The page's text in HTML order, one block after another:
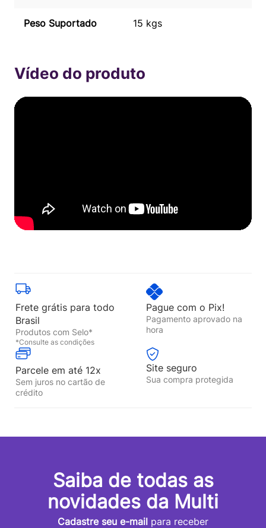
Peso Suportado 15 kgs
Frete grátis para todo
Brasil
Produtos com Selo*
*Consulte as condições
Pague com o Pix!
Pagamento aprovado na
hora
Parcele em até 12x
Sem juros no cartão de
crédito
Site seguro
Sua compra protegida
Saiba de todas as
novidades da Multi
Cadastre seu e-mail para receber